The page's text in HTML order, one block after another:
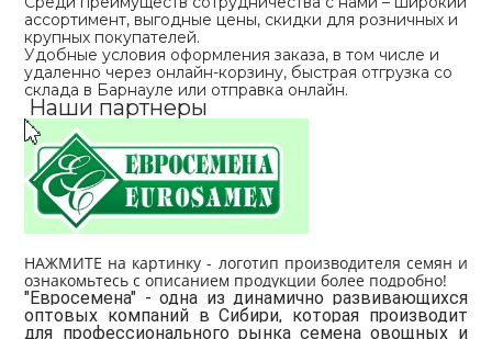
ассортимент, выгодные цены, скидки для розничных и
крупных покупателей.
Удобные условия оформления заказа, в том числе и
удаленно через онлайн-корзину, быстрая отгрузка со
склада в Барнауле или отправка онлайн.
Наши партнеры
НАЖМИТЕ на картинку - логотип производителя семян и
ознакомьтесь с описанием продукции более подробно!
"Евросемена" - одна из динамично развивающихся
оптовых компаний в Сибири, которая производит
для профессионального рынка семена овощных и